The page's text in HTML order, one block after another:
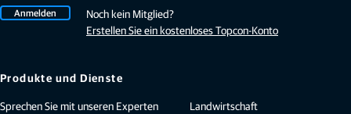
Anmelden
Noch kein Mitglied?
Erstellen Sie ein kostenloses Topcon-Konto
Produkte und Dienste
Sprechen Sie mit unseren Experten
Landwirtschaft